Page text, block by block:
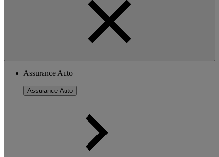
Assurance Auto
Assurance Auto